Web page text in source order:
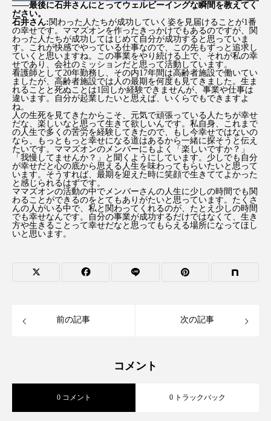
――最後に石井さんにとってウェルビーイングな瞬間を教えてく
ださい。
石井さん:関わった人たちが成功していく姿を見届けることが1番
の幸せです。ママズオンを作ったきっかけでもあるのですが、関
わった人たちが成功してはじめて自分が成功すると思っていま
す。これが快感でやっている仕事なので、この先もずっと追求し
ていくと思いますね。この事業をやり続ける上で、それが私の幸
せであり、会社のミッションだと思って活動しています。
看護師として20年勤務し、その内17年間は高齢者施設で働いてい
ましたが、高齢者施設では人の最期を何度も見てきました。生ま
れることと死ぬことは1回しか経験できませんが、事業や仕事は
違います。自分が起業したいと思えば、いくらでもできますよ
ね。
人の生死を見てきたからこそ、元気で頑張っている人たちが幸せ
だな、楽しいなと思って生きて欲しいんです。私自身、これまで
の人生で多くの苦労を経験してきたので、もし今幸せではないの
なら、もっともっと幸せになる道はあるから一緒に探そうと伝え
たいです。ママズオンのメンバーにもよく「楽しいですか？」
「我慢してませんか？」と聞くようにしています。少しでも自分
が幸せだと心の底から思える人生を味わってもらいたいと思って
います。そうすれば、最期を迎えた時に笑顔で生きててよかった
と感じられるはずです。
ママズオンの活動の中でメンバーさんの人生に少しの時間でも関
わることができるのをとてもありがたいと思っています。たくさ
んの人がいる中で、私と関わってくれるのが、たとえ少しの時間
でも幸せなんです。自分の事業が成功するだけではなくて、生き
方や生きることって幸せだなと思ってもらえる場所になってほし
いと思います。
前の記事 次の記事
コメント
0 コメント 0 トラックバック